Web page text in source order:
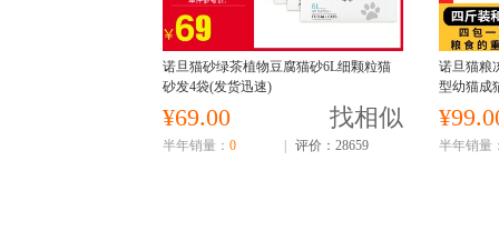
诺旦猫砂绿茶植物豆腐猫砂6L细颗粒猫
砂发4袋(发货迅速)
¥69.00 找相似
半年销量： 0 评价：28659
诺旦猫粮
型幼猫成
迅速)
半年销量